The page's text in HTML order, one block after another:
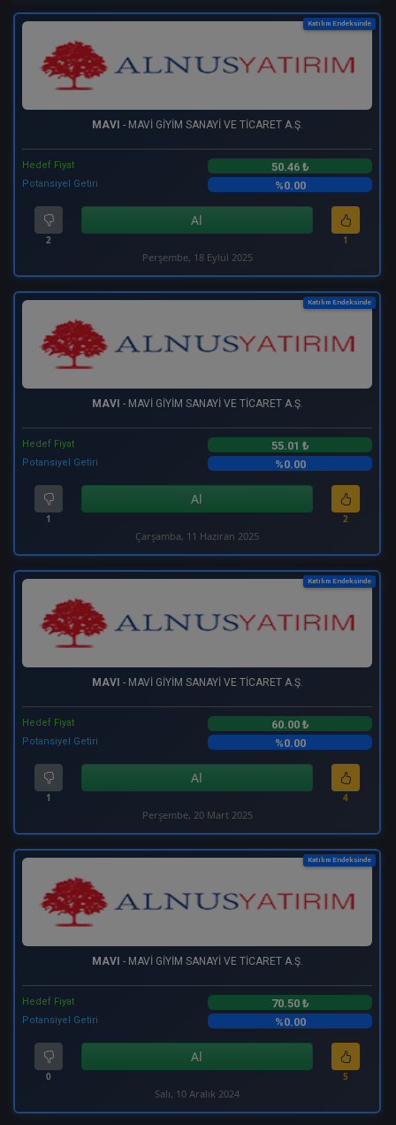
Katılım Endeksinde
MAVI - MAVİ GİYİM SANAYİ VE TİCARET A.Ş.
Hedef Fiyat 50.46 ₺
Potansiyel Getiri %0.00
2
Al
1
Perşembe, 18 Eylül 2025
Katılım Endeksinde
MAVI - MAVİ GİYİM SANAYİ VE TİCARET A.Ş.
Hedef Fiyat 55.01 ₺
Potansiyel Getiri %0.00
1
Al
2
Çarşamba, 11 Haziran 2025
Katılım Endeksinde
MAVI - MAVİ GİYİM SANAYİ VE TİCARET A.Ş.
Hedef Fiyat 60.00 ₺
Potansiyel Getiri %0.00
1
Al
4
Perşembe, 20 Mart 2025
Katılım Endeksinde
MAVI - MAVİ GİYİM SANAYİ VE TİCARET A.Ş.
Hedef Fiyat 70.50 ₺
Potansiyel Getiri %0.00
0
Al
5
Salı, 10 Aralık 2024